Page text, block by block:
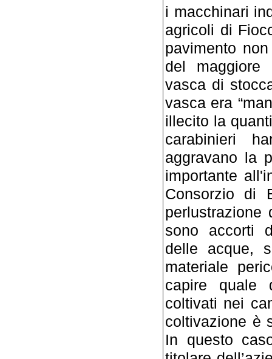
i macchinari
agricoli di
pavimento
del
vasca di
vasca era
illecito la
carabinieri
aggravano la
importante
Consorzio di
sono accorti
delle acque,
materiale
capire quale
coltivati nei
coltivazione è
In questo